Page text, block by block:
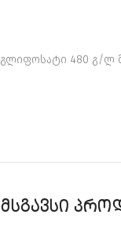
გლიფოსატი 480 გ/ლ
მსგავსი